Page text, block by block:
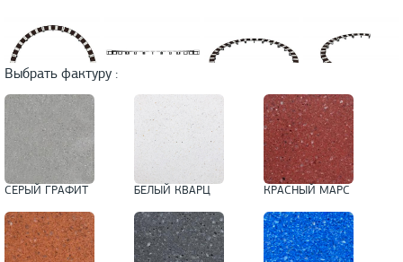
Выбрать фактуру :
СЕРЫЙ ГРАФИТ БЕЛЫЙ КВАРЦ КРАСНЫЙ МАРС